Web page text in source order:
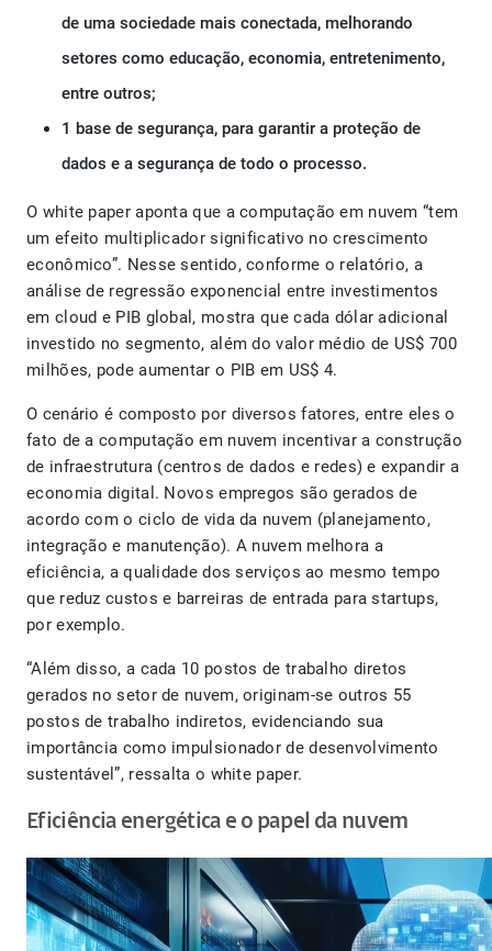
de uma sociedade mais conectada, melhorando
setores como educação, economia, entretenimento,
entre outros;
1 base de segurança, para garantir a proteção de
dados e a segurança de todo o processo.
O white paper aponta que a computação em nuvem “tem
um efeito multiplicador significativo no crescimento
econômico”. Nesse sentido, conforme o relatório, a
análise de regressão exponencial entre investimentos
em cloud e PIB global, mostra que cada dólar adicional
investido no segmento, além do valor médio de US$ 700
milhões, pode aumentar o PIB em US$ 4.
O cenário é composto por diversos fatores, entre eles o
fato de a computação em nuvem incentivar a construção
de infraestrutura (centros de dados e redes) e expandir a
economia digital. Novos empregos são gerados de
acordo com o ciclo de vida da nuvem (planejamento,
integração e manutenção). A nuvem melhora a
eficiência, a qualidade dos serviços ao mesmo tempo
que reduz custos e barreiras de entrada para startups,
por exemplo.
“Além disso, a cada 10 postos de trabalho diretos
gerados no setor de nuvem, originam-se outros 55
postos de trabalho indiretos, evidenciando sua
importância como impulsionador de desenvolvimento
sustentável”, ressalta o white paper.
Eficiência energética e o papel da nuvem